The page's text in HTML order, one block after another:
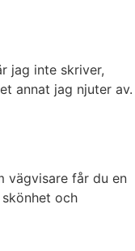
jag inte skriver,
annat jag njuter av.
vägvisare får du en
och